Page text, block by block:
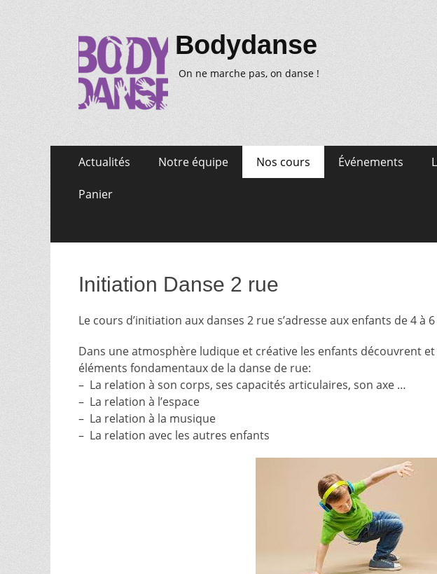
Bodydanse
On ne marche pas, on danse !
Premier
contenu
Actualités Notre équipe Nos cours Événements
Panier
Initiation Danse 2 rue
Le cours d’initiation aux danses 2 rue s’adresse aux enfants de 4 à 6
Dans une atmosphère ludique et créative les enfants découvrent
éléments fondamentaux de la danse de rue:
– La relation à son corps, ses capacités articulaires, son axe …
– La relation à l’espace
– La relation à la musique
– La relation avec les autres enfants